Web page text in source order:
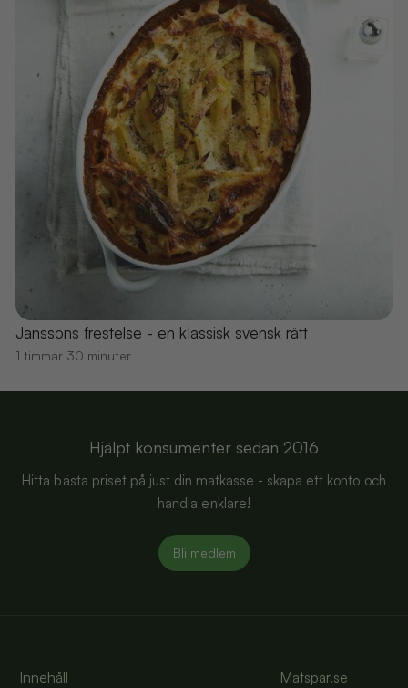
Janssons frestelse - en klassisk svensk rätt
1 timmar 30 minuter
Hjälpt konsumenter sedan 2016
Hitta bästa priset på just din matkasse - skapa ett konto och
handla enklare!
Bli medlem
Innehåll Matspar.se